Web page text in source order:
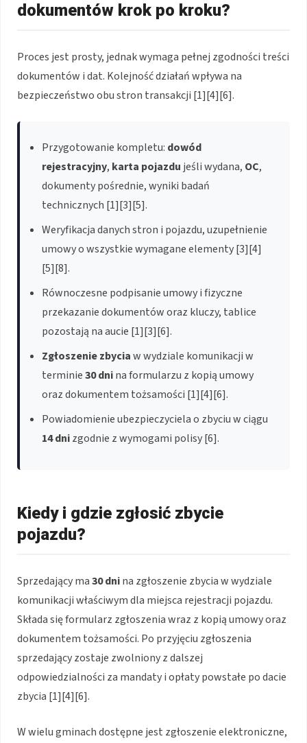
dokumentów krok po kroku?
Proces jest prosty, jednak wymaga pełnej zgodności treści
dokumentów i dat. Kolejność działań wpływa na
bezpieczeństwo obu stron transakcji [1][4][6].
Przygotowanie kompletu: dowód
rejestracyjny, karta pojazdu jeśli wydana, OC,
dokumenty pośrednie, wyniki badań
technicznych [1][3][5].
Weryfikacja danych stron i pojazdu, uzupełnienie
umowy o wszystkie wymagane elementy [3][4]
[5][8].
Równoczesne podpisanie umowy i fizyczne
przekazanie dokumentów oraz kluczy, tablice
pozostają na aucie [1][3][6].
Zgłoszenie zbyciaw wydziale komunikacji w
terminie30 dnina formularzu z kopią umowy
oraz dokumentem tożsamości [1][4][6].
Powiadomienie ubezpieczyciela o zbyciu w ciągu
14 dnizgodnie z wymogami polisy [6].
Kiedy i gdzie zgłosić zbycie
pojazdu?
Sprzedający ma30 dnina zgłoszenie zbycia w wydziale
komunikacji właściwym dla miejsca rejestracji pojazdu.
Składa się formularz zgłoszenia wraz z kopią umowy oraz
dokumentem tożsamości. Po przyjęciu zgłoszenia
sprzedający zostaje zwolniony z dalszej
odpowiedzialności za mandaty i opłaty powstałe po dacie
zbycia [1][4][6].
W wielu gminach dostępne jest zgłoszenie elektroniczne,